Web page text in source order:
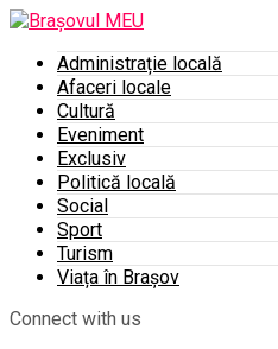
Administrație locală
Afaceri locale
Cultură
Eveniment
Exclusiv
Politică locală
Social
Sport
Turism
Viața în Brașov
Connect with us